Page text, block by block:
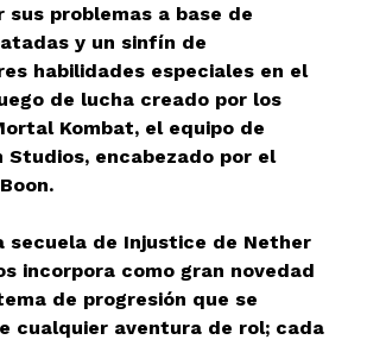
sus problemas a base de
y un sinfín de
habilidades especiales en el
de lucha creado por los
Kombat, el equipo de
Studios, encabezado por el
secuela de Injustice de Nether
incorpora como gran novedad
de progresión que se
cualquier aventura de rol; cada